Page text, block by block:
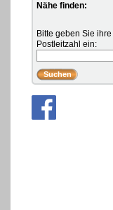
Nähe finden:
Bitte geben Sie ihre
Postleitzahl ein: